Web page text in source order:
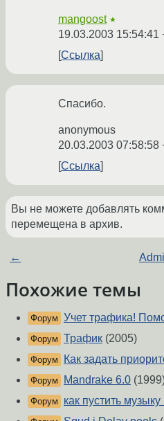
mangoost ★
19.03.2003 15:54:41
Ссылка
Спасибо.
anonymous
20.03.2003 07:58:58
Ссылка
Вы не можете добавлять
перемещена в архив.
←
Похожие темы
Форум Учет трафика!
Форум Трафик (2005)
Форум Как задать
Форум Mandrake 6.0
Форум как пустить музыку